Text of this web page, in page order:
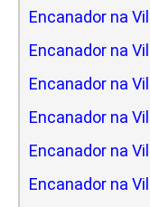
Encanador na
Encanador na
Encanador na
Encanador na
Encanador na
Encanador na